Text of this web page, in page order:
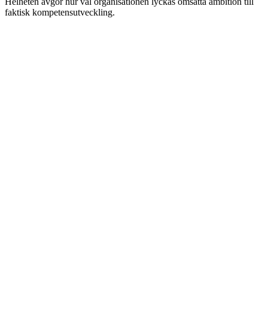
faktisk kompetensutveckling.